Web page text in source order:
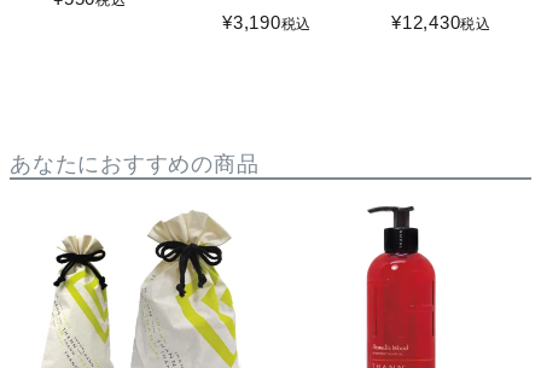
¥3,190税込 ¥12,430税込
あなたにおすすめの商品